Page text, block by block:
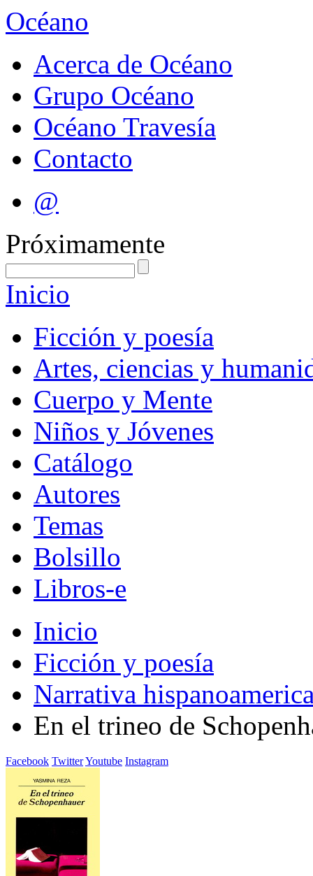
Océano
Acerca de Océano
Grupo Océano
Océano Travesía
Contacto
@
Próximamente
Inicio
Ficción y poesía
Artes, ciencias y
Cuerpo y Mente
Niños y Jóvenes
Catálogo
Autores
Temas
Bolsillo
Libros-e
Inicio
Ficción y poesía
Narrativa
En el trineo de
Facebook TwitterYoutube Instagram